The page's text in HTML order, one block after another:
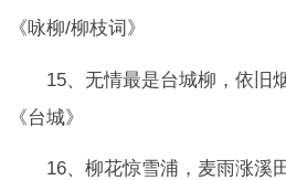
《咏柳/柳枝词》
15、无情最是台城柳，依
《台城》
16、柳花惊雪浦，麦雨涨